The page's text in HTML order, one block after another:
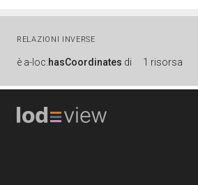
RELAZIONI INVERSE
è a-loc:hasCoordinates di 1 risorsa